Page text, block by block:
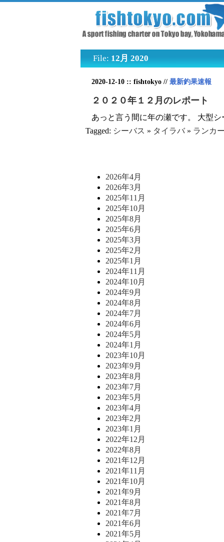
File: 12月 2020
2020-12-10 :: fishtokyo // 最新釣果速報
２０２０年１２月のレポート
あっと言う間に年の瀬です。 大型
Tagged: シーバス » タイラバ» ランカ
2026年4月
2026年3月
2025年11月
2025年10月
2025年8月
2025年6月
2025年3月
2025年2月
2025年1月
2024年11月
2024年10月
2024年9月
2024年8月
2024年7月
2024年6月
2024年5月
2024年1月
2023年10月
2023年9月
2023年8月
2023年7月
2023年5月
2023年4月
2023年2月
2023年1月
2022年12月
2022年8月
2021年12月
2021年11月
2021年10月
2021年9月
2021年8月
2021年7月
2021年6月
2021年5月